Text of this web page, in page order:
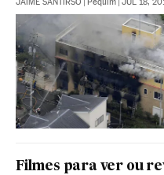
Filmes para ver ou